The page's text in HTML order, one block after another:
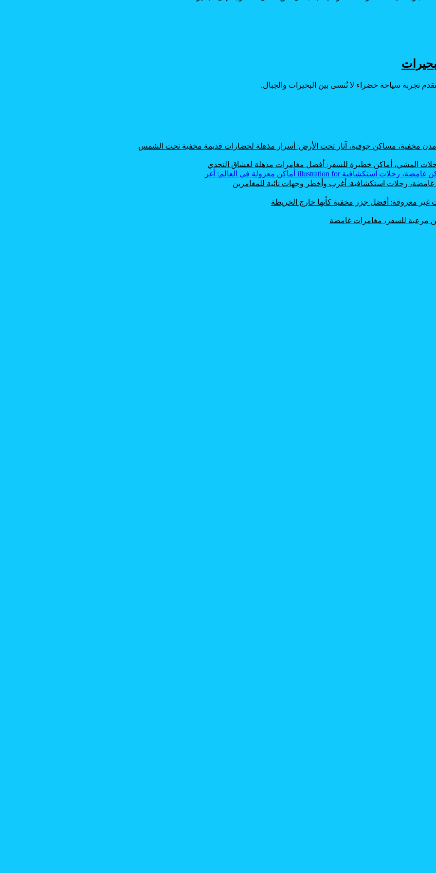
تجربة سياحة خضراء لا تُنسى بين البحيرات والجبال.
مدن مخفية، مساكن جوفية، آثار تحت الأرض: أسرار مذهلة لحضارات قديمة مخفية تحت الشمس
المشي، أماكن خطيرة للسفر: أفضل مغامرات مذهلة لعشاق التحدي
غامضة، رحلات استكشافية: أغرب وأخطر وجهات نائية للمغامرين
غير معروفة: أفضل جزر مخفية كأنها خارج الخريطة
مرعبة للسفر، مغامرات غامضة